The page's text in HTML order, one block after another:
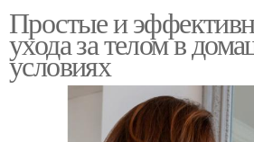
Простые и
ухода за телом в
условиях